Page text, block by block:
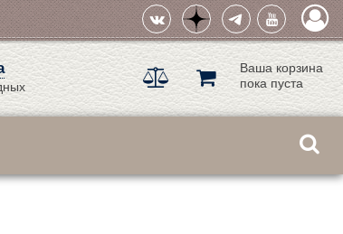
Ваша корзина
пока пуста